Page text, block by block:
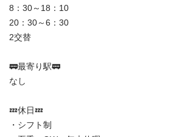
8：30～18：10
20：30～6：30
2交替
🚃最寄り駅🚃
なし
💤休日💤
・シフト制